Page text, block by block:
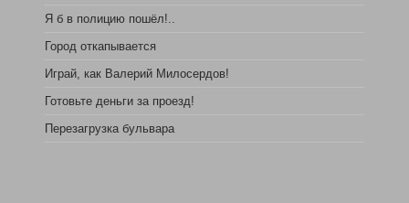
Я б в полицию пошёл!..
Город откапывается
Играй, как Валерий Милосердов!
Готовьте деньги за проезд!
Перезагрузка бульвара